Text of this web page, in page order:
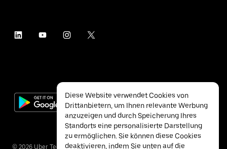
© 2026 Uber Technologies Inc.
Diese Website verwendet Cookies von
Drittanbietern, um Ihnen relevante Werbung
anzuzeigen und durch Speicherung Ihres
Standorts eine personalisierte Darstellung
zu ermöglichen. Sie können diese Cookies
deaktivieren, indem Sie unten auf die